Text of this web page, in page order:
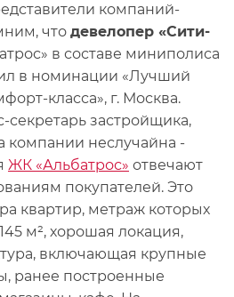
компаний-
что девелопер «Сити-
в составе миниполиса
в номинации «Лучший
класса», г. Москва.
секретарь застройщика,
компании неслучайна -
ЖК «Альбатрос» отвечают
покупателей. Это
квартир, метраж которых
м², хорошая локация,
включающая крупные
ранее построенные